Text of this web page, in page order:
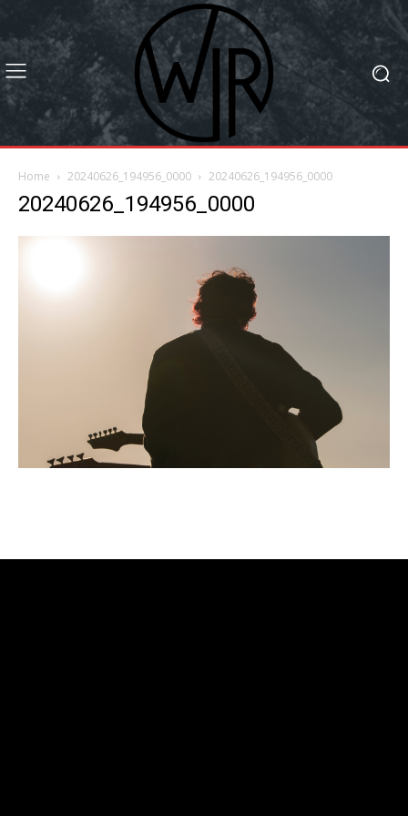
Home 20240626_194956_0000 20240626_194956_0000
20240626_194956_0000